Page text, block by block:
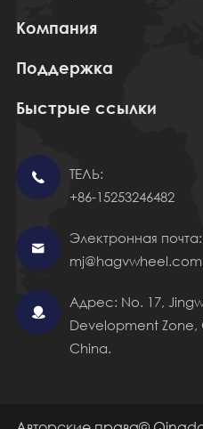
Компания
Поддержка
Быстрые ссылки

ТЕЛЬ:
+86-15253246482

Электронная почта:
mj@hagvwheel.com

Адрес: No. 17,
Development Zone,
China.